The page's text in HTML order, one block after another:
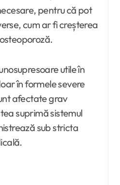
pentru că pot
cum ar fi creșterea
utile în
în formele severe
afectate grav
suprimă sistemul
sub stricta